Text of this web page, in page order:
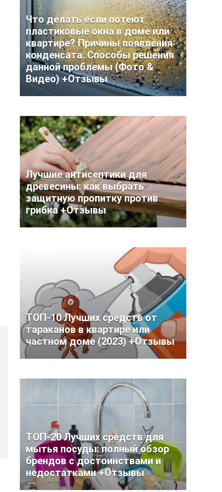
Что делать если потеют
пластиковые окна в доме или
квартире? Причины появления
конденсата. Способы решения
данной проблемы (Фото &
Видео) +Отзывы
Лучшие антисептики для
древесины: как выбрать
защитную пропитку против
грибка +Отзывы
ТОП-10 Лучших средств от
тараканов в квартире или
частном доме (2023) +Отзывы
ТОП-20 Лучших средств для
мытья посуды: полный обзор
брендов с достоинствами и
недостатками +Отзывы